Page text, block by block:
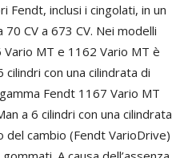
inclusi i cingolati, in un
CV a 673 CV. Nei modelli
MT e 1162 Vario MT è
con una cilindrata di
Fendt 1167 Vario MT
a 6 cilindri con una cilindrata
cambio (Fendt VarioDrive)